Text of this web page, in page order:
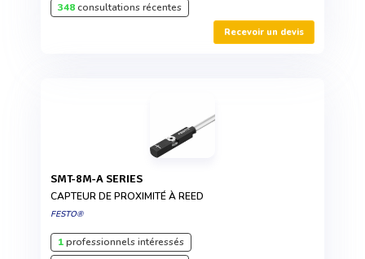
348consultations récentes
Recevoir un devis
SMT-8M-A SERIES
CAPTEUR DE PROXIMITÉ À REED
FESTO®
1professionnels intéressés